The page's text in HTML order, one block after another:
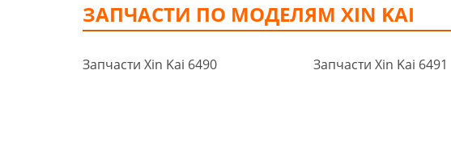
ЗАПЧАСТИ ПО МОДЕЛЯМ XIN KAI
Запчасти Xin Kai 6490 Запчасти Xin Kai 6491